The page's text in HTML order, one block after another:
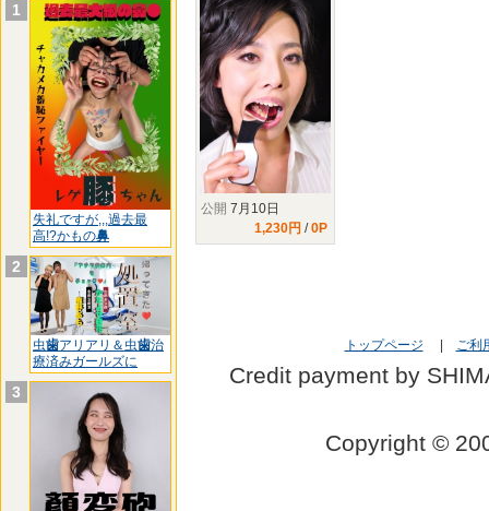
1
失礼ですが,,,過去最
高!?かもの鼻
2
虫歯アリアリ＆虫歯治
療済みガールズに
3
公開 7月10日
1,230円 /0P
トップページ ご利
Credit payment by
Copyright ©